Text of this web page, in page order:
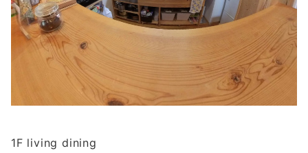
1F living dining